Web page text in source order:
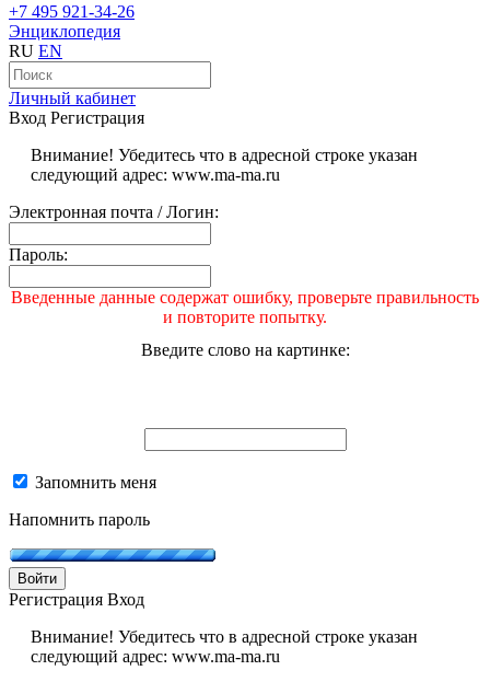
+7 495 921-34-26
Энциклопедия
RU EN
Личный кабинет
Вход Регистрация
Внимание! Убедитесь что в адресной строке указан
следующий адрес: www.ma-ma.ru
Электронная почта / Логин:
Пароль:
Введенные данные содержат ошибку, проверьте правильность
и повторите попытку.
Введите слово на картинке:
Запомнить меня
Напомнить пароль
Войти
Регистрация Вход
Внимание! Убедитесь что в адресной строке указан
следующий адрес: www.ma-ma.ru